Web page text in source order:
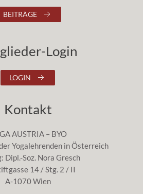
BEITRÄGE
Login
LOGIN
Kontakt
AUSTRIA – BYO
Yogalehrenden in Österreich
Dipl.-Soz. Nora Gresch
14 / Stg. 2 / II
A-1070 Wien